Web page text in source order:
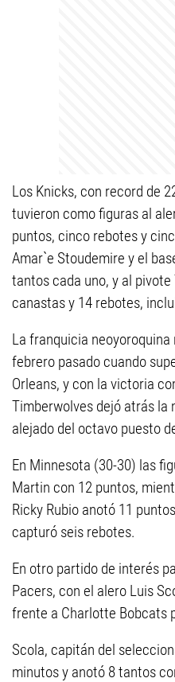
Los Knicks, con record de
tuvieron como figuras al
puntos, cinco rebotes y
Amar`e Stoudemire y el
tantos cada uno, y al
canastas y 14 rebotes,
La franquicia neoyoroquina
febrero pasado cuando
Orleans, y con la victoria
Timberwolves dejó atrás la
alejado del octavo puesto
En Minnesota (30-30) las
Martin con 12 puntos,
Ricky Rubio anotó 11
capturó seis rebotes.
En otro partido de interés
Pacers, con el alero Luis
frente a Charlotte Bobcats
Scola, capitán del
minutos y anotó 8 tantos